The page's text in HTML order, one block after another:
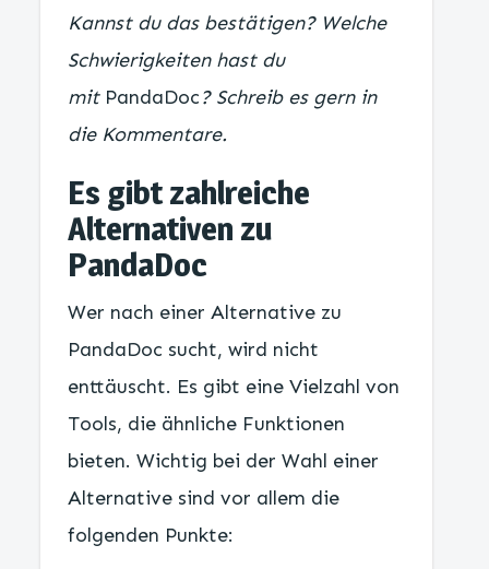
Kannst du das bestätigen? Welche
Schwierigkeiten hast du
mit PandaDoc? Schreib es gern in
die Kommentare.
Es gibt zahlreiche
Alternativen zu
PandaDoc
Wer nach einer Alternative zu
PandaDoc sucht, wird nicht
enttäuscht. Es gibt eine Vielzahl von
Tools, die ähnliche Funktionen
bieten. Wichtig bei der Wahl einer
Alternative sind vor allem die
folgenden Punkte: